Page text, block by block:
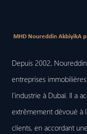
MHD Noureddin AkbiyikA
Depuis 2002,
entreprises
l’industrie à Dubaï. Il a
extrêmement dévoué à
clients, en accordant